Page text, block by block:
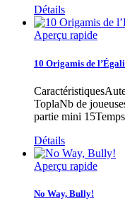
Détails
Aperçu rapide
10 Origamis de
ToplaNb de
partie mini
Détails
Aperçu rapide
No Way, Bully!